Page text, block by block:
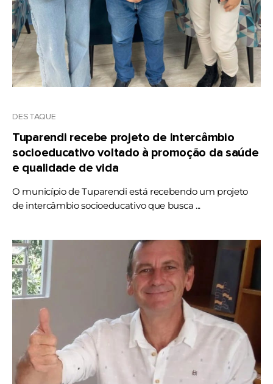
DESTAQUE
Tuparendi recebe projeto de intercâmbio
socioeducativo voltado à promoção da saúde
e qualidade de vida
O município de Tuparendi está recebendo um projeto
de intercâmbio socioeducativo que busca ...